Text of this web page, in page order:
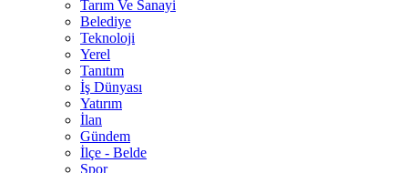
Tarım Ve Sanayi
Belediye
Teknoloji
Yerel
Tanıtım
İş Dünyası
Yatırım
İlan
Gündem
İlçe - Belde
Spor